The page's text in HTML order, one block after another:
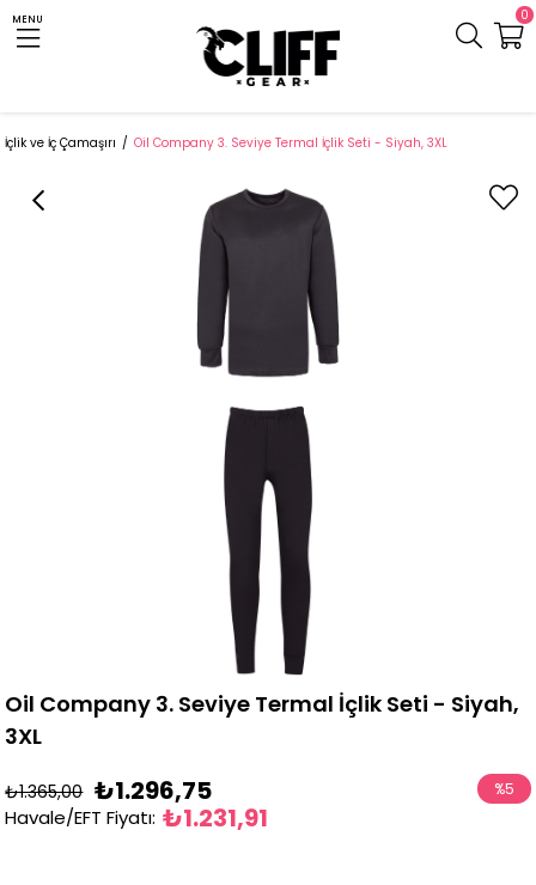
MENU 0
İçlik ve İç Çamaşırı Oil Company 3. Seviye Termal İçlik Seti - Siyah, 3XL
Oil Company 3. Seviye Termal İçlik Seti - Siyah,
3XL
₺1.365,00 ₺1.296,75
Havale/EFT Fiyatı: ₺1.231,91
%5